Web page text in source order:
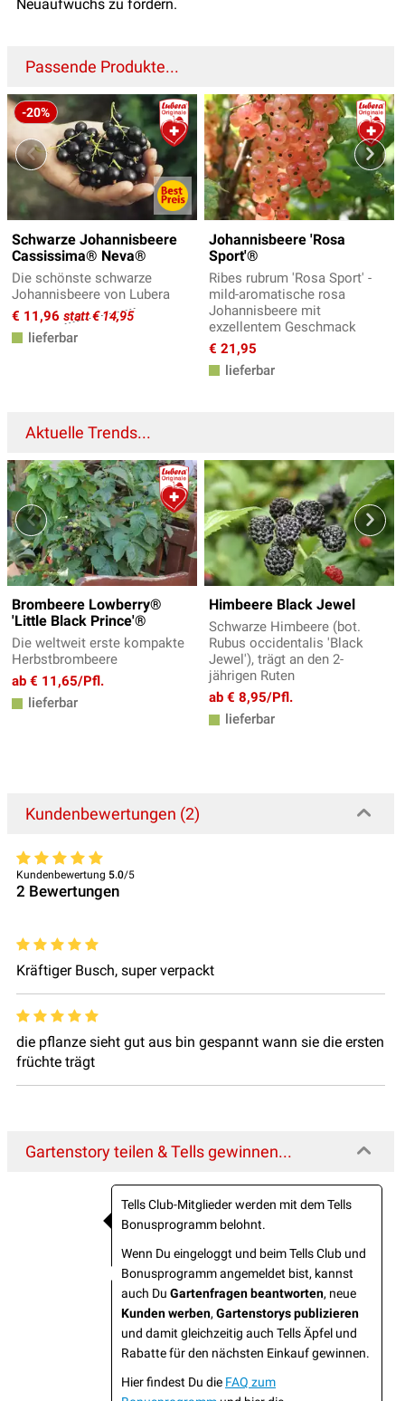
Neuaufwuchs zu fördern.
Passende Produkte...
-20%
Schwarze Johannisbeere
Cassissima® Neva®
Die schönste schwarze
Johannisbeere von Lubera
€ 11,96 statt € 14,95
lieferbar
Johannisbeere 'Rosa
Sport'®
Ribes rubrum 'Rosa Sport' -
mild-aromatische rosa
Johannisbeere mit
exzellentem Geschmack
€ 21,95
lieferbar
Aktuelle Trends...
Brombeere Lowberry®
'Little Black Prince'®
Die weltweit erste kompakte
Herbstbrombeere
ab € 11,65/Pfl.
lieferbar
Himbeere Black Jewel
Schwarze Himbeere (bot.
Rubus occidentalis 'Black
Jewel'), trägt an den 2-
jährigen Ruten
ab € 8,95/Pfl.
lieferbar
Kundenbewertungen (2)
Kundenbewertung 5.0/5
2 Bewertungen
Kräftiger Busch, super verpackt
die pflanze sieht gut aus bin gespannt wann sie die ersten
früchte trägt
Gartenstory teilen & Tells gewinnen...
Tells Club-Mitglieder werden mit dem Tells
Bonusprogramm belohnt.
Wenn Du eingeloggt und beim Tells Club und
Bonusprogramm angemeldet bist, kannst
auch Du Gartenfragen beantworten, neue
Kunden werben, Gartenstorys publizieren
und damit gleichzeitig auch Tells Äpfel und
Rabatte für den nächsten Einkauf gewinnen.
Hier findest Du die FAQ zum